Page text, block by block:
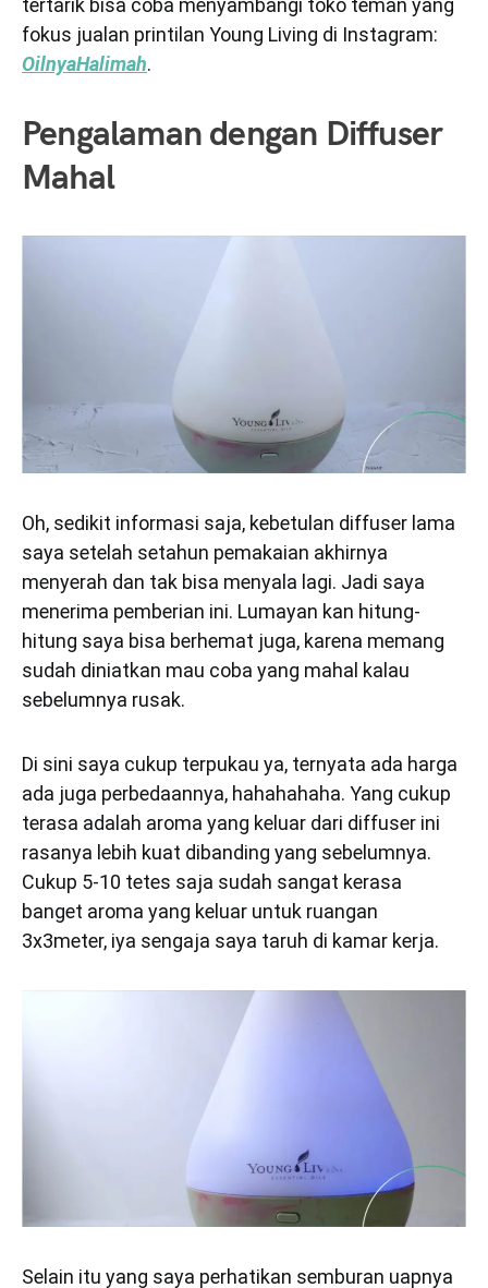
tertarik bisa coba menyambangi toko teman yang
fokus jualan printilan Young Living di Instagram:
OilnyaHalimah.
Pengalaman dengan Diffuser
Mahal
Oh, sedikit informasi saja, kebetulan diffuser lama
saya setelah setahun pemakaian akhirnya
menyerah dan tak bisa menyala lagi. Jadi saya
menerima pemberian ini. Lumayan kan hitung-
hitung saya bisa berhemat juga, karena memang
sudah diniatkan mau coba yang mahal kalau
sebelumnya rusak.
Di sini saya cukup terpukau ya, ternyata ada harga
ada juga perbedaannya, hahahahaha. Yang cukup
terasa adalah aroma yang keluar dari diffuser ini
rasanya lebih kuat dibanding yang sebelumnya.
Cukup 5-10 tetes saja sudah sangat kerasa
banget aroma yang keluar untuk ruangan
3x3meter, iya sengaja saya taruh di kamar kerja.
Selain itu yang saya perhatikan semburan uapnya